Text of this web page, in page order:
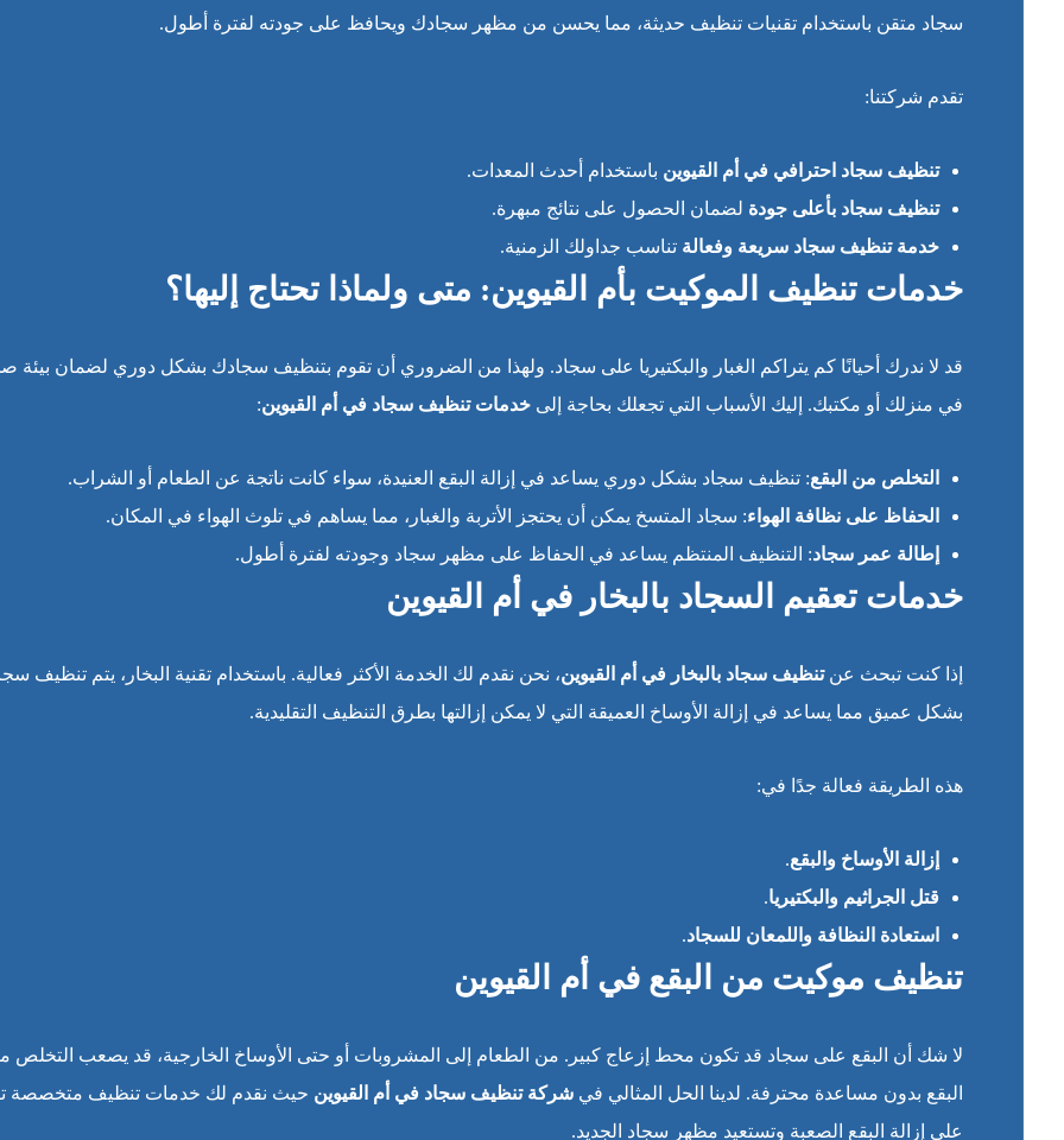
سجاد متقن باستخدام تقنيات تنظيف حديثة، مما يحسن من مظهر سجادك ويحافظ على جودته لفترة أطول.
تقدم شركتنا:
تنظيف سجاد احترافي في أم القيوين باستخدام أحدث المعدات.
تنظيف سجاد بأعلى جودة لضمان الحصول على نتائج مبهرة.
خدمة تنظيف سجاد سريعة وفعالة تناسب جداولك الزمنية.
خدمات تنظيف الموكيت بأم القيوين: متى ولماذا تحتاج إليها؟
قد لا ندرك أحيانًا كم يتراكم الغبار والبكتيريا على سجاد. ولهذا من الضروري أن تقوم بتنظيف سجادك بشكل دوري لضمان بيئة
في منزلك أو مكتبك. إليك الأسباب التي تجعلك بحاجة إلى خدمات تنظيف سجاد في أم القيوين:
التخلص من البقع: تنظيف سجاد بشكل دوري يساعد في إزالة البقع العنيدة، سواء كانت ناتجة عن الطعام أو الشراب.
الحفاظ على نظافة الهواء: سجاد المتسخ يمكن أن يحتجز الأتربة والغبار، مما يساهم في تلوث الهواء في المكان.
إطالة عمر سجاد: التنظيف المنتظم يساعد في الحفاظ على مظهر سجاد وجودته لفترة أطول.
خدمات تعقيم السجاد بالبخار في أم القيوين
إذا كنت تبحث عنتنظيف سجاد بالبخار في أم القيوين، نحن نقدم لك الخدمة الأكثر فعالية. باستخدام تقنية البخار، يتم تنظيف
بشكل عميق مما يساعد في إزالة الأوساخ العميقة التي لا يمكن إزالتها بطرق التنظيف التقليدية.
هذه الطريقة فعالة جدًا في:
إزالة الأوساخ والبقع.
قتل الجراثيم والبكتيريا.
استعادة النظافة واللمعان للسجاد.
تنظيف موكيت من البقع في أم القيوين
لا شك أن البقع على سجاد قد تكون محط إزعاج كبير. من الطعام إلى المشروبات أو حتى الأوساخ الخارجية، قد يصعب التخلص
البقع بدون مساعدة محترفة. لدينا الحل المثالي في شركة تنظيف سجاد في أم القيوين حيث نقدم لك خدمات تنظيف متخصصة
على إزالة البقع الصعبة وتستعيد مظهر سجاد الجديد.